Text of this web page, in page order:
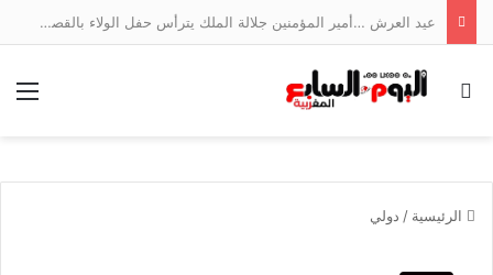
عيد العرش …أمير المؤمنين جلالة الملك يترأس حفل الولاء بالقصر الملكي بتطوان
بحث عن
الرئيسية / دولي